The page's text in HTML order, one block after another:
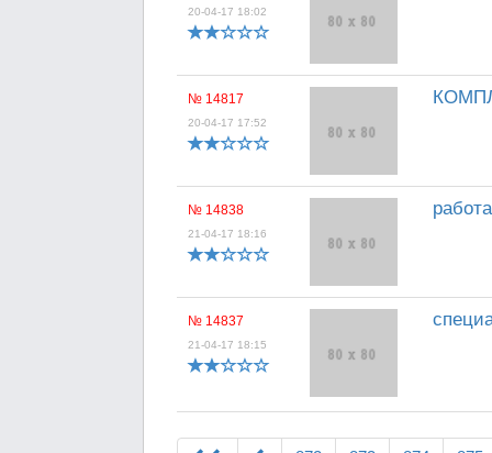
20-04-17 18:02
№ 14817
20-04-17 17:52
№ 14838
21-04-17 18:16
№ 14837
21-04-17 18:15